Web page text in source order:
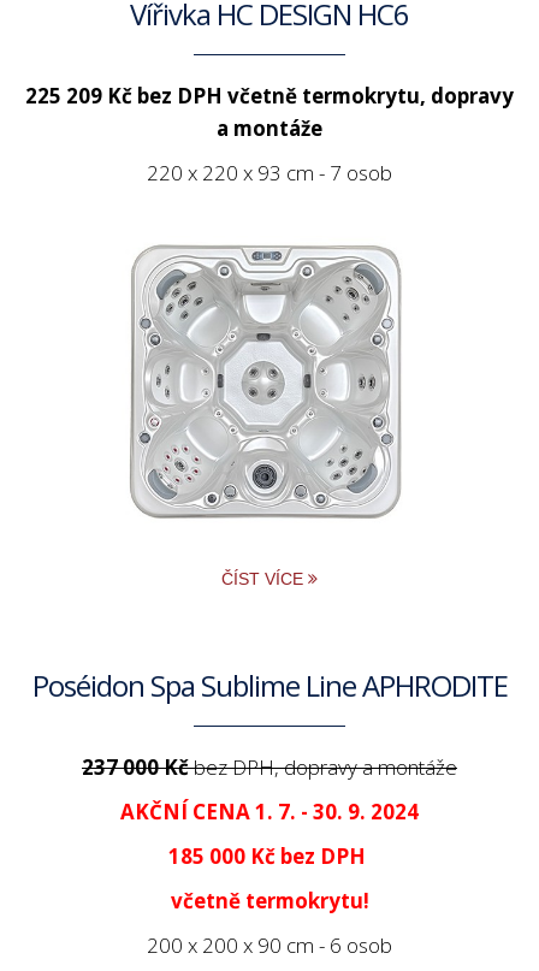
Vířivka HC DESIGN HC6
225 209 Kč bez DPH včetně termokrytu, dopravy
a montáže
220 x 220 x 93 cm - 7 osob
ČÍST VÍCE
Poséidon Spa Sublime Line APHRODITE
237 000 Kčbez DPH, dopravy a montáže
AKČNÍ CENA 1. 7. - 30. 9. 2024
185 000 Kč bez DPH
včetně termokrytu!
200 x 200 x 90 cm - 6 osob